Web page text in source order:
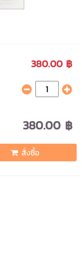
380.00 ฿
380.00 ฿
สั่งซื้อ